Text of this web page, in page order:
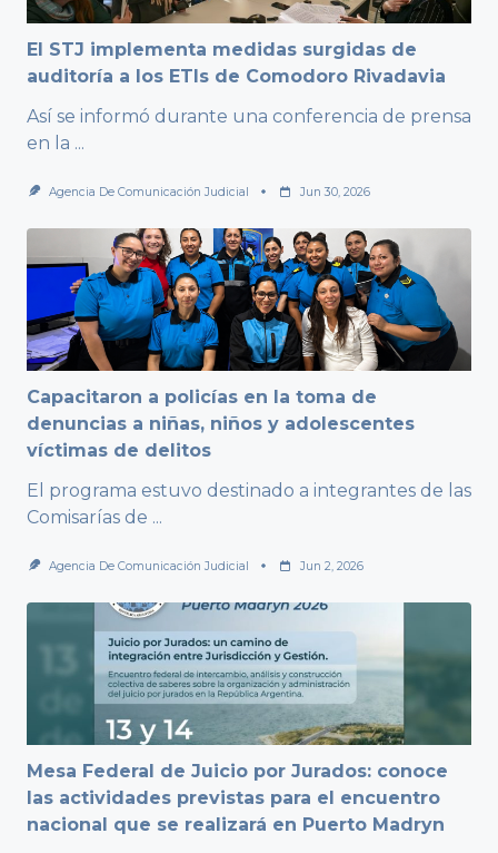
El STJ implementa medidas surgidas de
auditoría a los ETIs de Comodoro Rivadavia
Así se informó durante una conferencia de prensa
en la ...
Agencia De Comunicación Judicial Jun 30, 2026
Capacitaron a policías en la toma de
denuncias a niñas, niños y adolescentes
víctimas de delitos
El programa estuvo destinado a integrantes de las
Comisarías de ...
Agencia De Comunicación Judicial Jun 2, 2026
Mesa Federal de Juicio por Jurados: conoce
las actividades previstas para el encuentro
nacional que se realizará en Puerto Madryn